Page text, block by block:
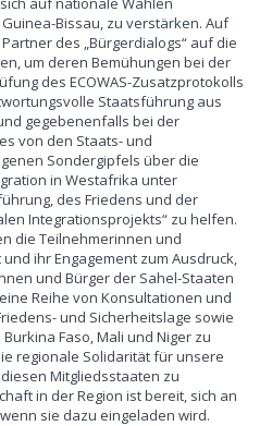
Bissau, zu verstärken. Auf
des „Bürgerdialogs“ auf die
um deren Bemühungen bei der
des ECOWAS-Zusatzprotokolls
Staatsführung aus
gegebenenfalls bei der
von den Staats- und
Sondergipfels über die
in Westafrika unter
des Friedens und der
Integrationsprojekts“ zu helfen.
die Teilnehmerinnen und
ihr Engagement zum Ausdruck,
und Bürger der Sahel-Staaten
Reihe von Konsultationen und
und Sicherheitslage sowie
Faso, Mali und Niger zu
regionale Solidarität für unsere
Mitgliedsstaaten zu
in der Region ist bereit, sich an
sie dazu eingeladen wird.